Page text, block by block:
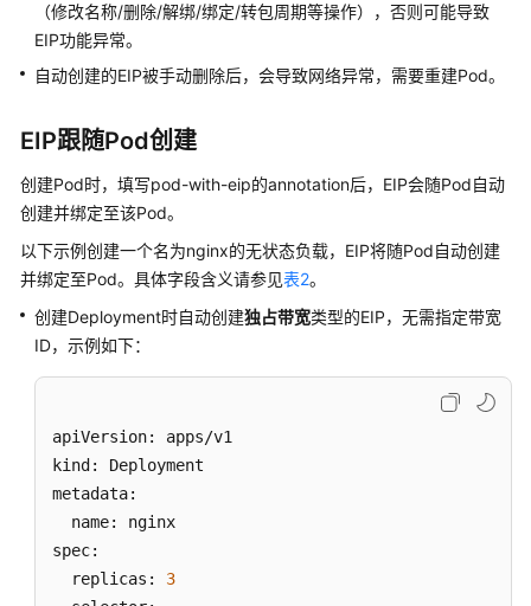
快
入
户
指
南
群
工
负
像
缓
存
（修改名称/删除/解绑/绑定/转包周期等操作），否则可能导致
EIP功能异常。
自动创建的EIP被手动删除后，会导致网络异常，需要重建Pod。
EIP跟随Pod创建
创建Pod时，填写pod-with-eip的annotation后，EIP会随Pod自动
创建并绑定至该Pod。
以下示例创建一个名为nginx的无状态负载，EIP将随Pod自动创建
并绑定至Pod。具体字段含义请参见表2。
创建Deployment时自动创建独占带宽类型的EIP，无需指定带宽
ID，示例如下：
apiVersion: apps/v1
kind: Deployment
metadata:
  name: nginx
spec:
  replicas:
3